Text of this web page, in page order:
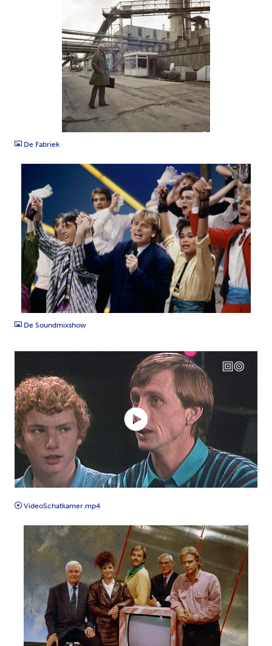
De Fabriek
JPG
De Soundmixshow
MP4
VideoSchatkamer.mp4